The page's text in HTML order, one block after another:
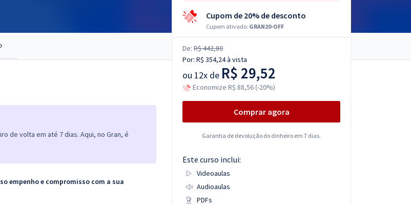
de volta em até 7 dias. Aqui, no Gran, é
empenho e compromisso com a sua
Cupom de 20% de desconto
Cupom ativado: GRAN20-OFF
De: R$ 442,80
Por: R$ 354,24à vista
ou 12x de R$ 29,52
Economize R$ 88,56 (-20%)
Comprar agora
Garantia de devolução do dinheiro em 7 dias.
Este curso inclui:
Videoaulas
Audioaulas
PDFs